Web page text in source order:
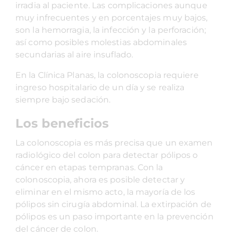
irradia al paciente. Las complicaciones aunque
muy infrecuentes y en porcentajes muy bajos,
son la hemorragia, la infección y la perforación;
así como posibles molestias abdominales
secundarias al aire insuflado.
En la Clínica Planas, la colonoscopia requiere
ingreso hospitalario de un día y se realiza
siempre bajo sedación.
Los beneficios
La colonoscopia es más precisa que un examen
radiológico del colon para detectar pólipos o
cáncer en etapas tempranas. Con la
colonoscopia, ahora es posible detectar y
eliminar en el mismo acto, la mayoría de los
pólipos sin cirugía abdominal. La extirpación de
pólipos es un paso importante en la prevención
del cáncer de colon.